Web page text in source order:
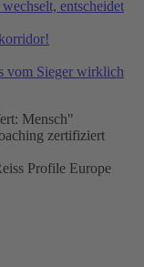
entscheidet
vom Sieger wirklich
Mensch"
zertifiziert
Profile Europe